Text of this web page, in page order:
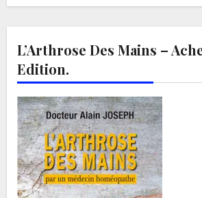
L’Arthrose Des Mains –
Edition.